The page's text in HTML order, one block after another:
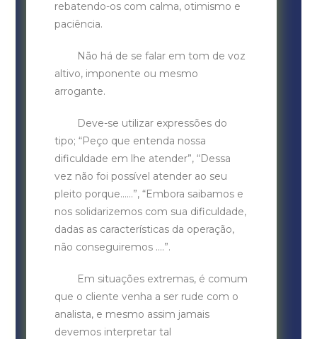
rebatendo-os com calma, otimismo e
paciência.
Não há de se falar em tom de voz
altivo, imponente ou mesmo
arrogante.
Deve-se utilizar expressões do
tipo; “Peço que entenda nossa
dificuldade em lhe atender”, “Dessa
vez não foi possível atender ao seu
pleito porque……”, “Embora saibamos e
nos solidarizemos com sua dificuldade,
dadas as características da operação,
não conseguiremos ….”.
Em situações extremas, é comum
que o cliente venha a ser rude com o
analista, e mesmo assim jamais
devemos interpretar tal